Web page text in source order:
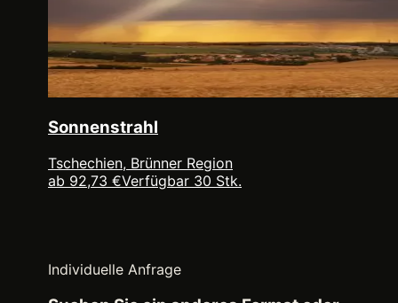
Sonnenstrahl
Tschechien, Brünner Region
ab 92,73 €Verfügbar 30 Stk.
Individuelle Anfrage